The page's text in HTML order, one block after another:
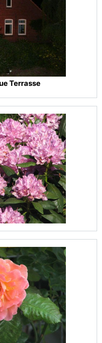
Terrasse